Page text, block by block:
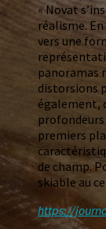
« Novat
réalisme.
vers une
panoramas
distorsions
également,
profondeurs
premiers
de champ.
skiable au
https://